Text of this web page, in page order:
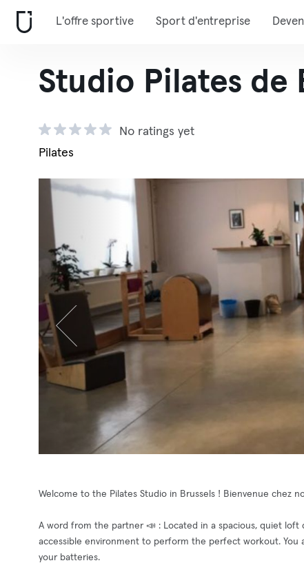
L'offre sportive Sport d'entreprise
Studio Pilates de
No ratings yet
Pilates
Welcome to the Pilates Studio in Brussels ! Bienvenue chez
A word from the partner 📣 : Located in a spacious, quiet
accessible environment to perform the perfect workout. You
your batteries.